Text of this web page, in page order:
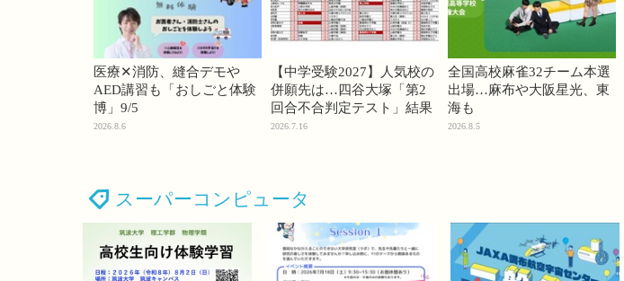
医療✕消防、縫合デモや
AED講習も「おしごと体験
博」9/5
2026.8.6
【中学受験2027】人気校の
併願先は…四谷大塚「第2
回合不合判定テスト」結果
2026.7.16
全国高校麻雀32チーム本選
出場…麻布や大阪星光、東
海も
2026.8.5
スーパーコンピュータ